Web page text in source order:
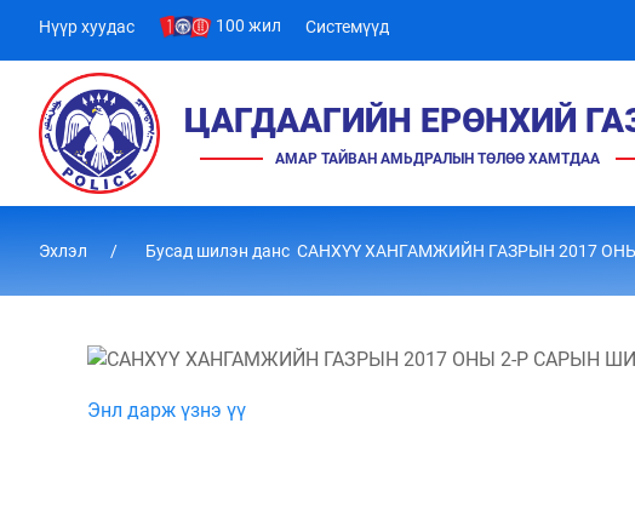
Нүүр хуудас 100 жил Системүүд
ЦАГДААГИЙН ЕРӨНХИЙ
АМАР ТАЙВАН АМЬДРАЛЫН ТӨЛӨӨ ХАМТДАА
Эхлэл Бусад шилэн данс САНХҮҮ ХАНГАМЖИЙН ГАЗРЫН 2017
Энл дарж үзнэ үү